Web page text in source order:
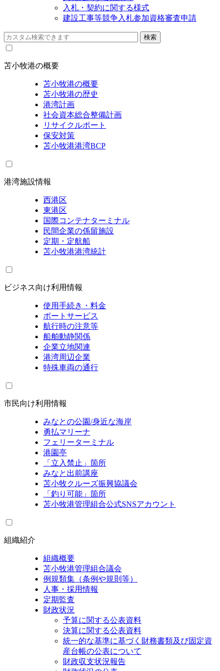
入札・契約に関する様式
建設工事等競争入札参加資格審査申請
苫小牧港の概要
苫小牧港の概要
苫小牧港の歴史
港湾計画
社会資本総合整備計画
リサイクルポート
保安対策
苫小牧港港湾BCP
港湾施設情報
西港区
東港区
国際コンテナターミナル
民間企業の係留施設
定期・定航船
苫小牧港港湾統計
ビジネス向け利用情報
使用手続き・料金
ポートサービス
航行時の注意等
船舶動静関係
企業立地関連
港湾周辺企業
特殊車両の通行
市民向け利用情報
みなとの公園/身近な海岸
勇払マリーナ
フェリーターミナル
港園亭
「立入禁止」箇所
みなと出前講座
苫小牧クルーズ振興協議会
「釣り可能」箇所
苫小牧港管理組合公式SNSアカウント
組織紹介
組織概要
苫小牧港管理組合議会
例規類集（条例や規則等）
人事・採用情報
定期監査
財政状況
予算に関する公表資料
決算に関する公表資料
統一的な基準に基づく財務書類及び固定資
産台帳の公表について
財政収支状況報告